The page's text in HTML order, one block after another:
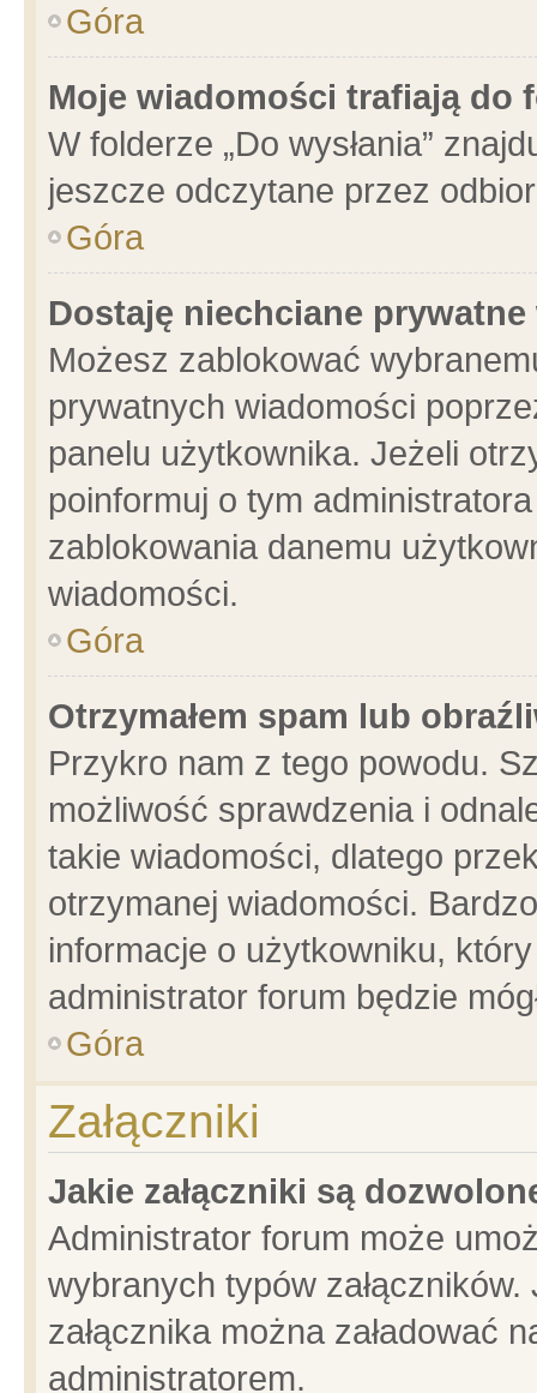
Góra
Moje wiadomości trafiają do
W folderze „Do wysłania”
jeszcze odczytane przez
Góra
Dostaję niechciane
Możesz zablokować
prywatnych wiadomości
panelu użytkownika. Jeżeli
poinformuj o tym
zablokowania danemu
wiadomości.
Góra
Otrzymałem spam lub
Przykro nam z tego powodu.
możliwość sprawdzenia i
takie wiadomości, dlatego
otrzymanej wiadomości.
informacje o użytkowniku,
administrator forum będzie
Góra
Załączniki
Jakie załączniki są
Administrator forum może
wybranych typów
załącznika można załadować
administratorem.